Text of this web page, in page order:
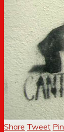
Share Tweet Pin